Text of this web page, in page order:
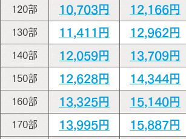
120部 10,703円 12,166円
130部 11,411円 12,962円
140部 12,059円 13,709円
150部 12,628円 14,344円
160部 13,325円 15,140円
170部 13,995円 15,887円